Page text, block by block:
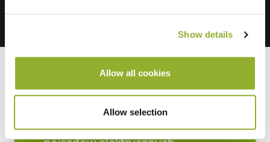
Show details
Allow all cookies
Allow selection
Bądź na bieżąco z najnowszymi
wiadomościami na temat